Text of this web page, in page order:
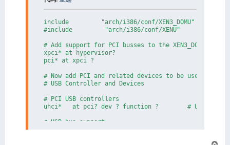
include         "arch/i386/conf/XEN3_DOMU"
#include         "arch/i386/conf/XENU"           # in
# Add support for PCI busses to the XEN3_DOMU kernel
xpci* at hypervisor?
pci* at xpci ?
# Now add PCI and related devices to be used by this
# USB Controller and Devices
# PCI USB controllers
uhci*   at pci? dev ? function ?        # Universal
# USB bus support